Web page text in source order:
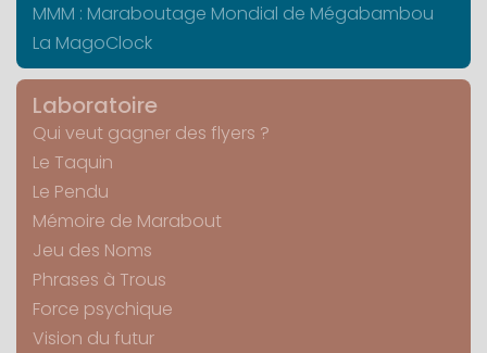
MMM : Maraboutage Mondial de Mégabambou
La MagoClock
Laboratoire
Qui veut gagner des flyers ?
Le Taquin
Le Pendu
Mémoire de Marabout
Jeu des Noms
Phrases à Trous
Force psychique
Vision du futur